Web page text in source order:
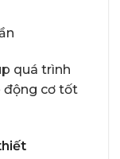
quá trình
động cơ tốt